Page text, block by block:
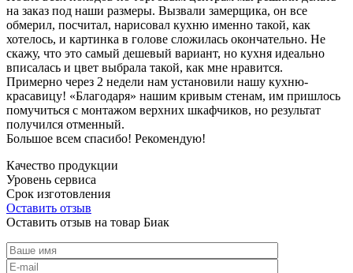
на заказ под наши размеры. Вызвали замерщика, он все
обмерил, посчитал, нарисовал кухню именно такой, как
хотелось, и картинка в голове сложилась окончательно. Не
скажу, что это самый дешевый вариант, но кухня идеально
вписалась и цвет выбрала такой, как мне нравится.
Примерно через 2 недели нам установили нашу кухню-
красавицу! «Благодаря» нашим кривым стенам, им пришлось
помучиться с монтажом верхних шкафчиков, но результат
получился отменный.
Большое всем спасибо! Рекомендую!
Качество продукции
Уровень сервиса
Срок изготовления
Оставить отзыв
Оставить отзыв на товар Биак